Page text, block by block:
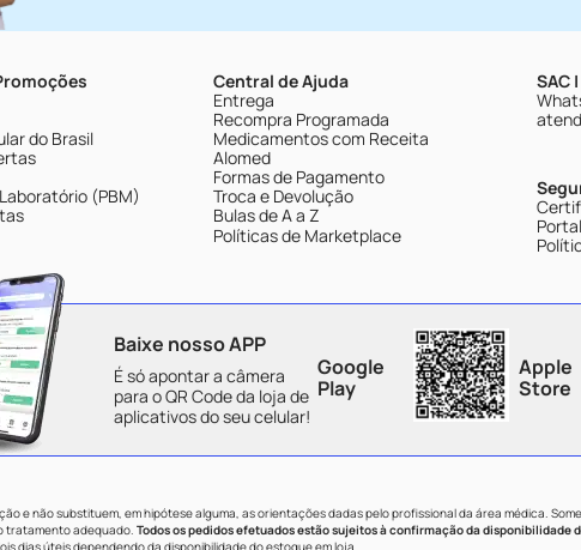
do Brasil
(PBM)
Central de Ajuda
Entrega
Recompra Programada
Medicamentos com Receita
Alomed
Formas de Pagamento
Troca e Devolução
Bulas de A a Z
Políticas de Marketplace
SAC
Baixe nosso APP
É só apontar a câmera
para o QR Code da loja de
aplicativos do seu celular!
Google
Play
Apple
Store
e não substituem, em hipótese alguma, as orientações dadas pelo profissional da área médica.
tratamento adequado. Todos os pedidos efetuados estão sujeitos à confirmação da disponibilidade
dias úteis dependendo da disponibilidade do estoque em loja.